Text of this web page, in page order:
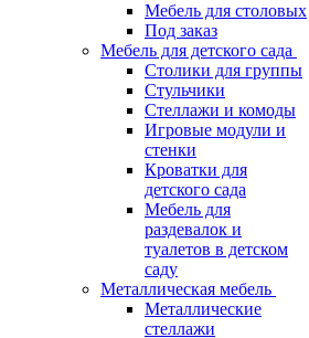
Мебель для столовых
Под заказ
Мебель для детского сада
Столики для группы
Стульчики
Стеллажи и комоды
Игровые модули и
стенки
Кроватки для
детского сада
Мебель для
раздевалок и
туалетов в детском
саду
Металлическая мебель
Металлические
стеллажи